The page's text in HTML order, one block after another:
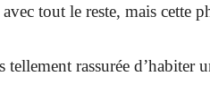
tout le reste, mais cette
tellement rassurée d’habiter